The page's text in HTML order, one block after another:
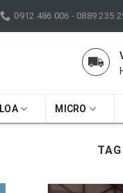
0912 486 006 - 0889 235
LOA MICRO